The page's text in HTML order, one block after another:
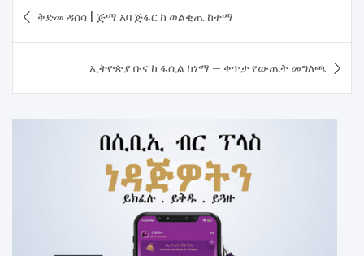
navigation
ቅድመ ዳሰሳ | ጅማ አባ ጅፋር ከ ወልቂጤ ከተማ
ኢትዮጵያ ቡና ከ ፋሲል ከነማ – ቀጥታ የውጤት መግለጫ